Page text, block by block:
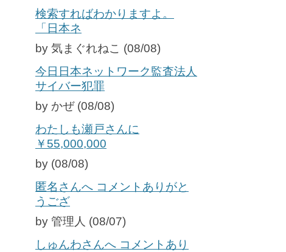
検索すればわかりますよ。
「日本ネ
by 気まぐれねこ (08/08)
今日日本ネットワーク監査法人
サイバー犯罪
by かぜ (08/08)
わたしも瀬戸さんに
￥55,000,000
by (08/08)
匿名さんへ コメントありがと
うござ
by 管理人 (08/07)
しゅんわさんへ コメントあり